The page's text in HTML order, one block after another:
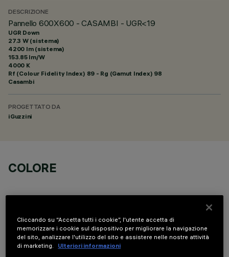
DESCRIZIONE
Pannello 600X600 - CASAMBI - UGR<19
UGR Down
27.3 W (sistema)
4200 lm (sistema)
153.85 lm/W
4000 K
Rf (Colour Fidelity Index) 89 - Rg (Gamut Index) 98
Casambi
PROGETTATO DA
iGuzzini
COLORE
COMPONENTI OPZIONALI
Cliccando su “Accetta tutti i cookie”, l'utente accetta di
memorizzare i cookie sul dispositivo per migliorare la navigazione
del sito, analizzare l'utilizzo del sito e assistere nelle nostre attività
di marketing.
Ulteriori informazioni